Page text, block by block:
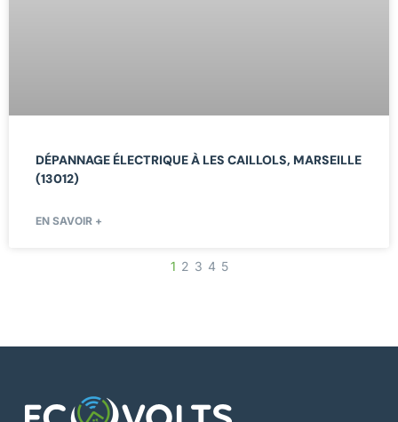
DÉPANNAGE ÉLECTRIQUE À LES CAILLOLS, MARSEILLE
(13012)
EN SAVOIR +
1 2 3 4 5